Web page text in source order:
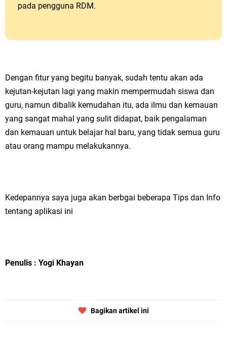
pada pengguna RDM.
Dengan fitur yang begitu banyak, sudah tentu akan ada
kejutan-kejutan lagi yang makin mempermudah siswa dan
guru, namun dibalik kemudahan itu, ada ilmu dan kemauan
yang sangat mahal yang sulit didapat, baik pengalaman
dan kemauan untuk belajar hal baru, yang tidak semua guru
atau orang mampu melakukannya.
Kedepannya saya juga akan berbgai beberapa Tips dan Info
tentang aplikasi ini
Penulis : Yogi Khayan
Bagikan artikel ini